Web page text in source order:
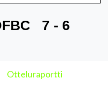
7 - 6
Otteluraportti